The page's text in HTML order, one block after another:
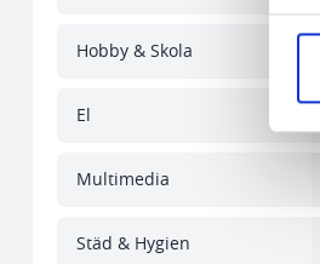
Hobby & Skola
El
Multimedia
Städ & Hygien